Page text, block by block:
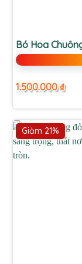
Bó Hoa
1.500.000₫
Giảm 21%